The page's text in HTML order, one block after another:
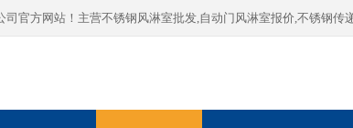
官方网站！主营不锈钢风淋室批发,自动门风淋室报价,不锈钢传